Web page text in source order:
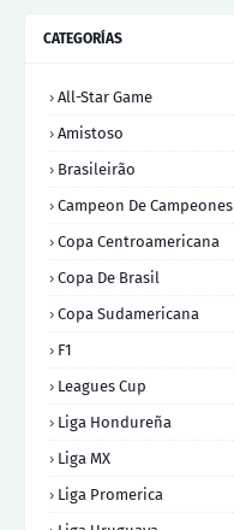
CATEGORÍAS
All-Star Game
Amistoso
Brasileirão
Campeon De Campeones
Copa Centroamericana
Copa De Brasil
Copa Sudamericana
F1
Leagues Cup
Liga Hondureña
Liga MX
Liga Promerica